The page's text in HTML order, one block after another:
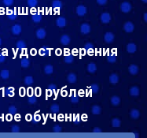
удостоверения
000 рублей
обучение